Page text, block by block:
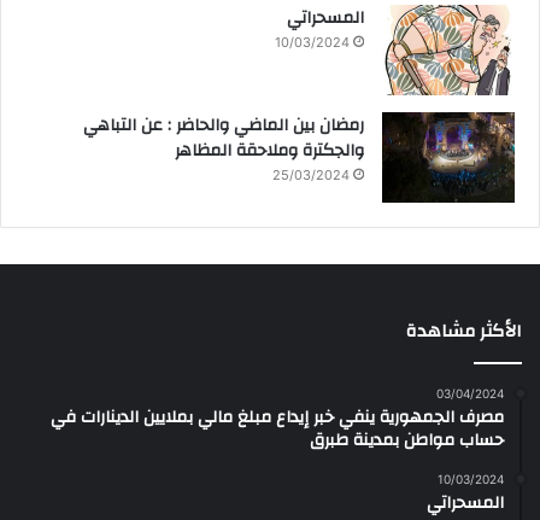
المسحراتي
10/03/2024
رمضان بين الماضي والحاضر : عن التباهي
والجكترة وملاحقة المظاهر
25/03/2024
الأكثر مشاهدة
03/04/2024
مصرف الجمهورية ينفي خبر إيداع مبلغ مالي بملايين الدينارات في
حساب مواطن بمدينة طبرق
10/03/2024
المسحراتي